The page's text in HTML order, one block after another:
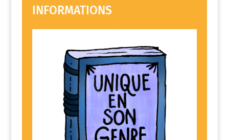
INFORMATIONS